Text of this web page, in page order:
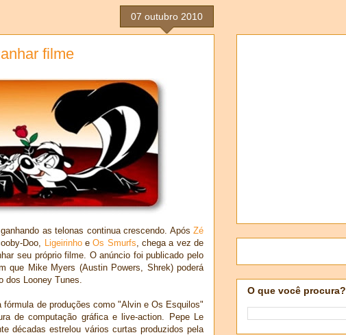
07 outubro 2010
filme
as telonas continua crescendo. Após Zé
Doo, LigeirinhoeOs Smurfs , chega a vez de
seu próprio filme. O anúncio foi publicado pelo
que Mike Myers (Austin Powers, Shrek) poderá
dos Looney Tunes.
fórmula de produções como "Alvin e Os Esquilos"
de computação gráfica e live-action. Pepe Le
décadas estrelou vários curtas produzidos pela
O que você procura?